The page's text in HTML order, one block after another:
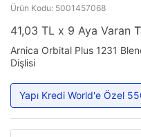
Ürün Kodu: 5001457068
41,03 TL x 9 Aya Varan
Arnica Orbital Plus 1231
Dişlisi
Yapı Kredi World'e Özel